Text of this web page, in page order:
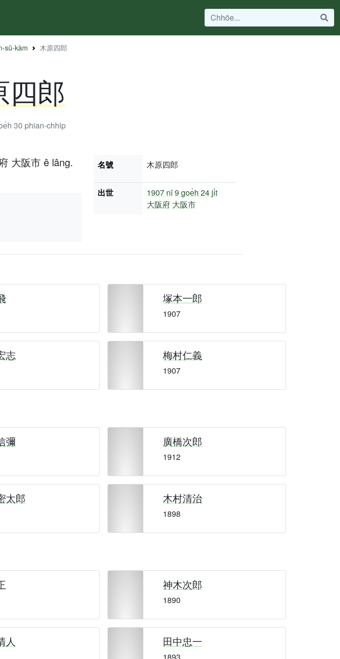
sū-kàm 木原四郎
四郎
30 phian-chhip
大阪市 ê lâng. 名號 木原四郎
出世 1907 nî9 goe̍h 24 ji̍t
大阪府 大阪市
塚本一郎
1907
志 梅村仁義
1907
彌 廣橋次郎
1912
太郎 木村清治
1898
神木次郎
1890
人 田中忠一